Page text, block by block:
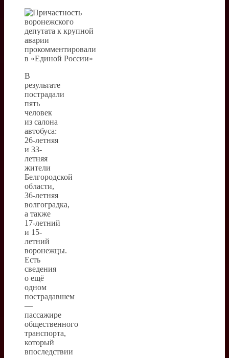
В
результате
пострадали
пять
человек
из салона
автобуса:
26-летняя
и 33-
летняя
жители
Белгородской
области,
36-летняя
волгоградка,
а также
17-летний
и 15-
летний
воронежцы.
Есть
сведения
о ещё
одном
пострадавшем
—
пассажире
общественного
транспорта,
который
впоследствии